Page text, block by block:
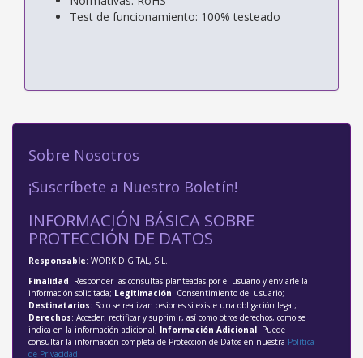
Test de funcionamiento: 100% testeado
Sobre Nosotros
¡Suscríbete a Nuestro Boletín!
INFORMACIÓN BÁSICA SOBRE
PROTECCIÓN DE DATOS
Responsable: WORK DIGITAL, S.L.
Finalidad: Responder las consultas planteadas por el usuario y enviarle la
información solicitada; Legitimación: Consentimiento del usuario;
Destinatarios: Solo se realizan cesiones si existe una obligación legal;
Derechos: Acceder, rectificar y suprimir, así como otros derechos, como se
indica en la información adicional; Información Adicional: Puede
consultar la información completa de Protección de Datos en nuestra Política
de Privacidad